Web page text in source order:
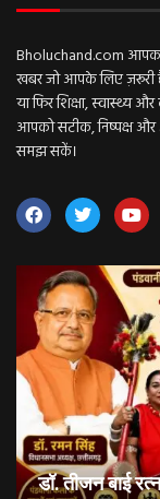
Bholuchand.com आपका
खबर जो आपके लिए ज़रूरी है
या फिर शिक्षा, स्वास्थ्य
आपको सटीक, निष्पक्ष
समझ सकें।
डॉ. तीजन बाई